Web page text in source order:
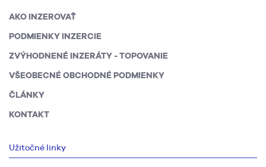
AKO INZEROVAŤ
PODMIENKY INZERCIE
ZVÝHODNENÉ INZERÁTY - TOPOVANIE
VŠEOBECNÉ OBCHODNÉ PODMIENKY
ČLÁNKY
KONTAKT
Užitočné linky